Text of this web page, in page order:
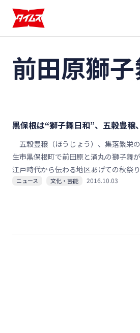
前田原獅
黒保根は“獅子舞日和”、五穀豊穣
五穀豊穣（ほうじょう）、集落繁栄
生市黒保根町で前田原と涌丸の獅子舞
江戸時代から伝わる地区あげての秋祭
市重要無形民俗文化財に指定されてい
ニュース 文化・芸能 2016.10.03